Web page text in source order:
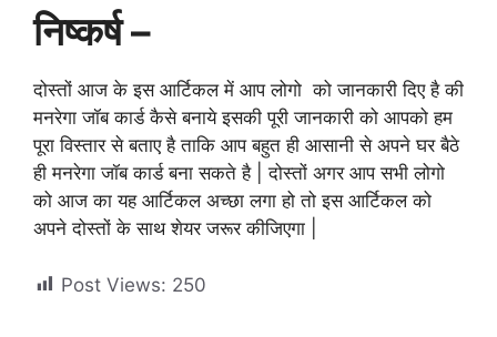
निष्कर्ष –
दोस्तों आज के इस आर्टिकल में आप लोगो को जानकारी दिए है की
मनरेगा जॉब कार्ड कैसे बनाये इसकी पूरी जानकारी को आपको हम
पूरा विस्तार से बताए है ताकि आप बहुत ही आसानी से अपने घर बैठे
ही मनरेगा जॉब कार्ड बना सकते है | दोस्तों अगर आप सभी लोगो
को आज का यह आर्टिकल अच्छा लगा हो तो इस आर्टिकल को
अपने दोस्तों के साथ शेयर जरूर कीजिएगा |
Post Views: 250